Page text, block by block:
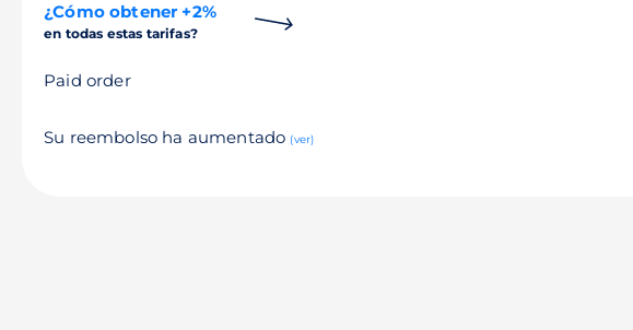
¿Cómo obtener +2%
en todas estas tarifas?
Paid order
Su reembolso ha aumentado (ver)